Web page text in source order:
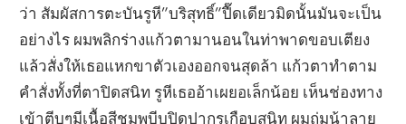
ว่า สัมผัสการตะบันรูหี”บริสุทธิ์”ปื๊ดเดียวมิดนั้นมันจะเป็น
อย่างไร ผมพลิกร่างแก้วตามานอนในท่าพาดขอบเตียง
แล้วสั่งให้เธอแหกขาตัวเองออกจนสุดล้า แก้วตาทำตาม
คำสั่งทั้งที่ตาปิดสนิท รูหีเธออ้าเผยอเล็กน้อย เห็นช่องทาง
เข้าตีบๆมีเนื้อสีชมพูบีบปิดปากรูเกือบสนิท ผมถ่มน้าลาย